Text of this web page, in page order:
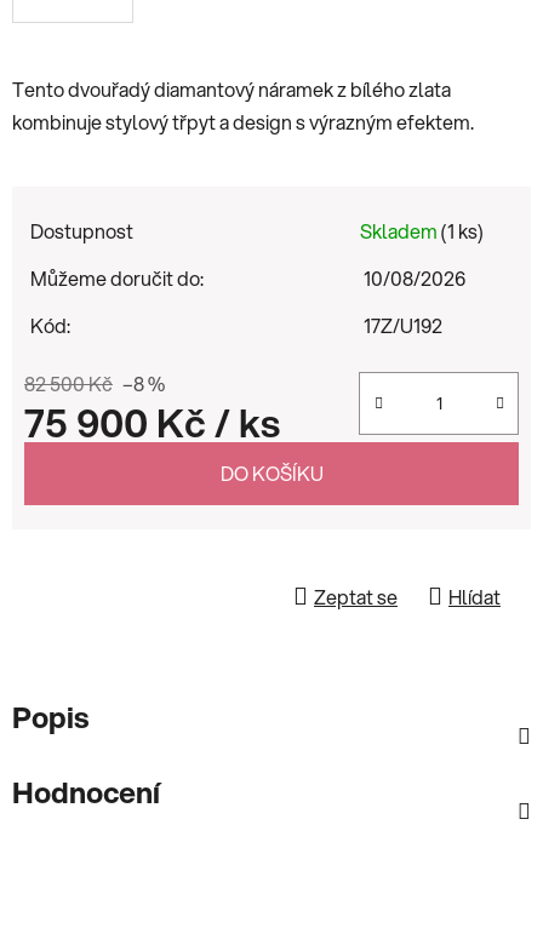
Tento dvouřadý diamantový náramek z bílého zlata
kombinuje stylový třpyt a design s výrazným efektem.
Dostupnost Skladem(1 ks)
Můžeme doručit do:
10/08/2026
Kód:
17Z/U192
82 500 Kč –8 %
75 900 Kč/ ks
DO KOŠÍKU
Zeptat se Hlídat
Popis
Hodnocení